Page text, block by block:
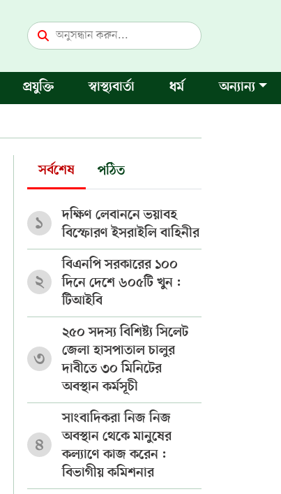
প্রযুক্তি স্বাস্থ্যবার্তা ধর্ম অন্যান্য
সর্বশেষ পঠিত
১
দক্ষিণ লেবাননে ভয়াবহ
বিস্ফোরণ ইসরাইলি বাহিনীর
২
বিএনপি সরকারের ১০০
দিনে দেশে ৬০৫টি খুন :
টিআইবি
৩
২৫০ সদস্য বিশিষ্ট্য সিলেট
জেলা হাসপাতাল চালুর
দাবীতে ৩০ মিনিটের
অবস্থান কর্মসূচী
৪
সাংবাদিকরা নিজ নিজ
অবস্থান থেকে মানুষের
কল্যাণে কাজ করেন :
বিভাগীয় কমিশনার